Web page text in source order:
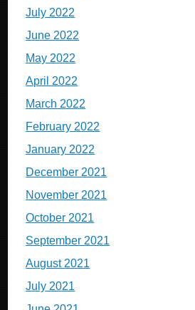
July 2022
June 2022
May 2022
April 2022
March 2022
February 2022
January 2022
December 2021
November 2021
October 2021
September 2021
August 2021
July 2021